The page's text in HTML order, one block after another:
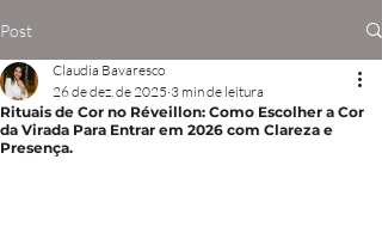
Post
Rituais de Cor no Réveillon: Como Escolher a Cor
da Virada Para Entrar em 2026 com Clareza e
Presença.
Claudia Bavaresco
26 de dez. de 2025 3 min de leitura